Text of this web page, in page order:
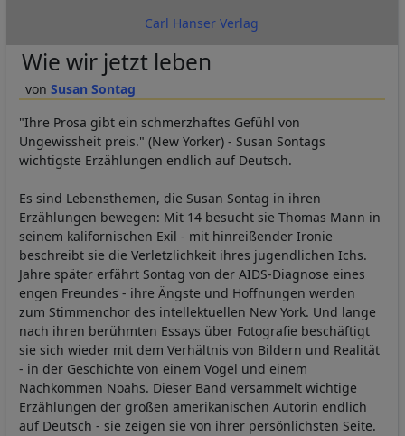
Carl Hanser Verlag
Susan Sontag
Wie wir jetzt leben
"Ihre Prosa gibt ein schmerzhaftes Gefühl von
Ungewissheit preis." (New Yorker) - Susan Sontags
wichtigste Erzählungen endlich auf Deutsch.
Es sind Lebensthemen, die Susan Sontag in ihren
Erzählungen bewegen: Mit 14 besucht sie Thomas Mann in
seinem kalifornischen Exil - mit hinreißender Ironie
beschreibt sie die Verletzlichkeit ihres jugendlichen Ichs.
Jahre später erfährt Sontag von der AIDS-Diagnose eines
engen Freundes - ihre Ängste und Hoffnungen werden
zum Stimmenchor des intellektuellen New York. Und lange
nach ihren berühmten Essays über Fotografie beschäftigt
sie sich wieder mit dem Verhältnis von Bildern und Realität
- in der Geschichte von einem Vogel und einem
Nachkommen Noahs. Dieser Band versammelt wichtige
Erzählungen der großen amerikanischen Autorin endlich
auf Deutsch - sie zeigen sie von ihrer persönlichsten Seite.